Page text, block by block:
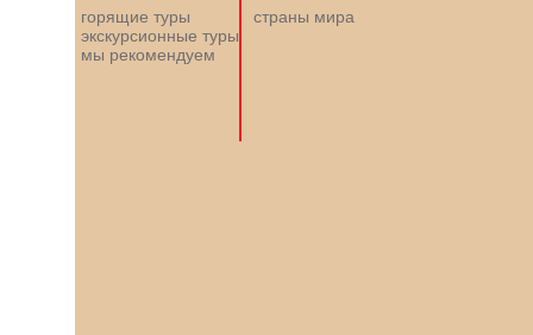
горящие туры
экскурсионные туры
мы рекомендуем
страны мира